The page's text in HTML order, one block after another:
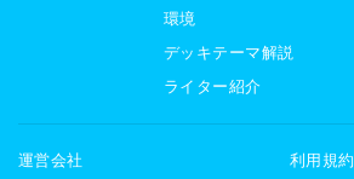
環境
デッキテーマ解説
ライター紹介
運営会社
利用規約